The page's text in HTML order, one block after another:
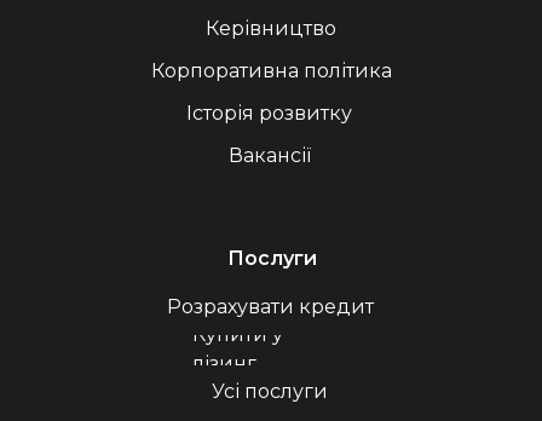
Корпоративна політика
Керівництво
Історія розвитку
Вакансії
Купити у
лізинг
Усі послуги
Послуги
Розрахувати кредит